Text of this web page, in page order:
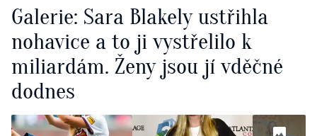
Galerie: Sara Blakely ustřihla
nohavice a to ji vystřelilo k
miliardám. Ženy jsou jí vděčné
dodnes